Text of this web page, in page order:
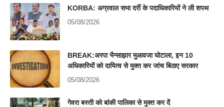
KORBA: अग्रवाल सभा दर्री के पदाधिकारियों ने ली शपथ
05/08/2026
BREAK:अरपा भैन्साझार मुआवजा घोटाला, इन 10
अधिकारियों को दायित्व से मुक्त कर जांच बिठाए सरकार
05/08/2026
गेवरा बस्ती को बांकी पालिका से मुक्त कर दें